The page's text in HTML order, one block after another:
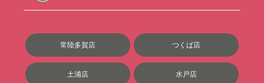
常陸多賀店 つくば店
土浦店 水戸店